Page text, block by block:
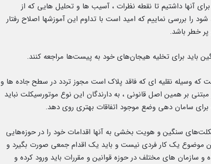
آنها داشتیم تا نقطه نظرات ، آسیب ها و تحلیل هایی که از
را بررسی نماییم که امید است با تداوم این آموزشها اصلاح رفتار
خطر باشد.
باید برای تخلیه هیجان‌های خود به پیست‌ها مراجعه کنند.
وسیله نقلیه ای که فاقد پلاک است مجوز تردد در سطح جاده ها و
بر همین اصل قانونی ، به دارندگان این نوع موتورسیکلت نباید
برای سامان دهی وضع موجود اتفاقات بهتری روی دهد.
سنگین و هویت بخشی به آنها اقدامات خود را در حوزه‌هایی
موضوع یک کار فردی نیست و باید یک اقدام جمعی صورت بگیرد و
و سازمان های مختلف در حوزه قوانین و مقررات باید ورود کرده و